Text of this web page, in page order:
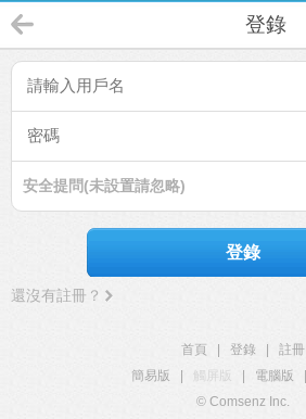
登錄
安全提問(未設置請忽略)
登錄
還沒有註冊？
首頁 登錄
註冊
簡易版
觸屏版 電腦版
© Comsenz Inc.